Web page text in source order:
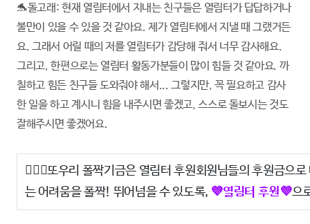
🐬돌고래: 현재 열림터에서 지내는 친구들은 열림터가 답답하거나
불만이 있을 수 있을 것 같아요. 제가 열림터에서 지낼 때 그랬거든
요. 그래서 어릴 때의 저를 열림터가 감당해 줘서 너무 감사해요.
그리고, 한편으로는 열림터 활동가분들이 많이 힘들 것 같아요. 까
칠하고 힘든 친구들 도와줘야 해서... 그렇지만, 꼭 필요하고 감사
한 일을 하고 계시니 힘을 내주시면 좋겠고, 스스로 돌보시는 것도
잘해주시면 좋겠어요.
🏃🏻‍♀️또우리 폴짝기금은 열림터 후원회원님들의 후원금으
는 어려움을 폴짝! 뛰어넘을 수 있도록, 💜열림터 후원💜으